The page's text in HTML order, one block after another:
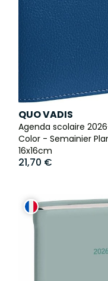
QUO VADIS
Agenda scolaire
Color - Semainier
16x16cm
21,70 €